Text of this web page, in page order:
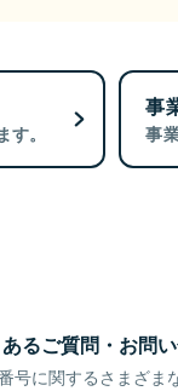
。
事
事
るご質問・お問
号に関するさまざま